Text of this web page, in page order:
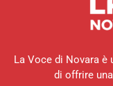
La Voce di Novara è
di offrire